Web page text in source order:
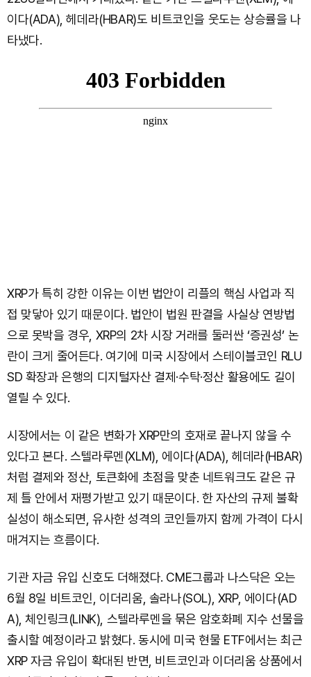
이다(ADA), 헤데라(HBAR)도 비트코인을 웃도는 상승률을 나
타냈다.
XRP가 특히 강한 이유는 이번 법안이 리플의 핵심 사업과 직
접 맞닿아 있기 때문이다. 법안이 법원 판결을 사실상 연방법
으로 못박을 경우, XRP의 2차 시장 거래를 둘러싼 ‘증권성’ 논
란이 크게 줄어든다. 여기에 미국 시장에서 스테이블코인 RLU
SD 확장과 은행의 디지털자산 결제·수탁·정산 활용에도 길이
열릴 수 있다.
시장에서는 이 같은 변화가 XRP만의 호재로 끝나지 않을 수
있다고 본다. 스텔라루멘(XLM), 에이다(ADA), 헤데라(HBAR)
처럼 결제와 정산, 토큰화에 초점을 맞춘 네트워크도 같은 규
제 틀 안에서 재평가받고 있기 때문이다. 한 자산의 규제 불확
실성이 해소되면, 유사한 성격의 코인들까지 함께 가격이 다시
매겨지는 흐름이다.
기관 자금 유입 신호도 더해졌다. CME그룹과 나스닥은 오는
6월 8일 비트코인, 이더리움, 솔라나(SOL), XRP, 에이다(AD
A), 체인링크(LINK), 스텔라루멘을 묶은 암호화폐 지수 선물을
출시할 예정이라고 밝혔다. 동시에 미국 현물 ETF에서는 최근
XRP 자금 유입이 확대된 반면, 비트코인과 이더리움 상품에서